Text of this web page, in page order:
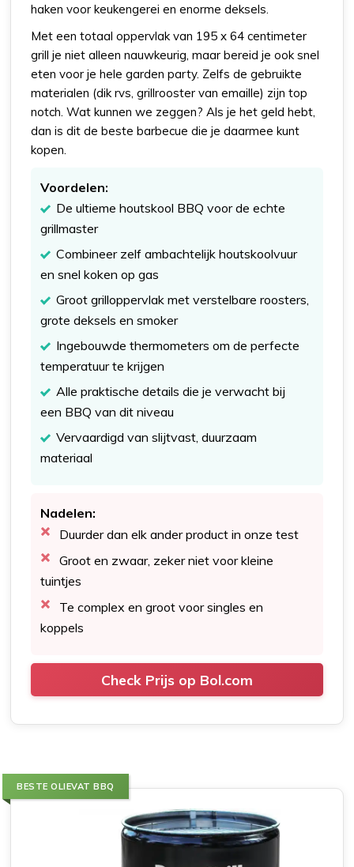
haken voor keukengerei en enorme deksels.
Met een totaal oppervlak van 195 x 64 centimeter
grill je niet alleen nauwkeurig, maar bereid je ook snel
eten voor je hele garden party. Zelfs de gebruikte
materialen (dik rvs, grillrooster van emaille) zijn top
notch. Wat kunnen we zeggen? Als je het geld hebt,
dan is dit de beste barbecue die je daarmee kunt
kopen.
Voordelen:
De ultieme houtskool BBQ voor de echte
grillmaster
Combineer zelf ambachtelijk houtskoolvuur
en snel koken op gas
Groot grilloppervlak met verstelbare roosters,
grote deksels en smoker
Ingebouwde thermometers om de perfecte
temperatuur te krijgen
Alle praktische details die je verwacht bij
een BBQ van dit niveau
Vervaardigd van slijtvast, duurzaam
materiaal
Nadelen:
Duurder dan elk ander product in onze test
Groot en zwaar, zeker niet voor kleine
tuintjes
Te complex en groot voor singles en
koppels
Check Prijs op Bol.com
BESTE OLIEVAT BBQ